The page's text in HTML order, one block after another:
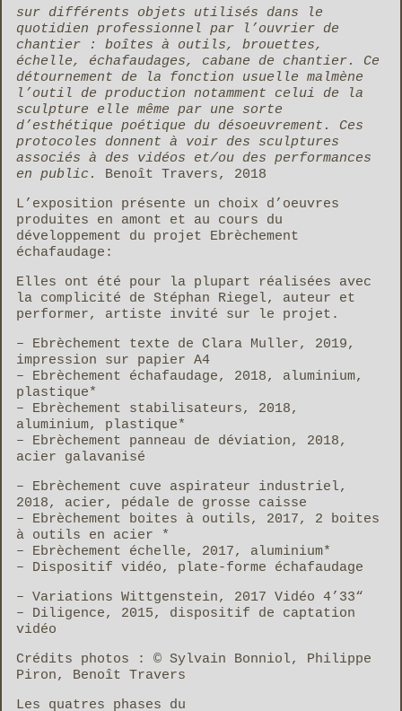
sur différents objets utilisés dans le
quotidien professionnel par l’ouvrier de
chantier : boîtes à outils, brouettes,
échelle, échafaudages, cabane de chantier. Ce
détournement de la fonction usuelle malmène
l’outil de production notamment celui de la
sculpture elle même par une sorte
d’esthétique poétique du désoeuvrement. Ces
protocoles donnent à voir des sculptures
associés à des vidéos et/ou des performances
en public.
Benoît Travers, 2018
L’exposition présente un choix d’oeuvres
produites en amont et au cours du
développement du projet Ebrèchement
échafaudage:
Elles ont été pour la plupart réalisées avec
la complicité de Stéphan Riegel, auteur et
performer, artiste invité sur le projet.
– Ebrèchement texte de Clara Muller, 2019,
impression sur papier A4
– Ebrèchement échafaudage, 2018, aluminium,
plastique*
– Ebrèchement stabilisateurs, 2018,
aluminium, plastique*
– Ebrèchement panneau de déviation, 2018,
acier galavanisé
– Ebrèchement cuve aspirateur industriel,
2018, acier, pédale de grosse caisse
– Ebrèchement boites à outils, 2017, 2 boites
à outils en acier *
– Ebrèchement échelle, 2017, aluminium*
– Dispositif vidéo, plate-forme échafaudage
– Variations Wittgenstein, 2017 Vidéo 4’33“
– Diligence, 2015, dispositif de captation
vidéo
Crédits photos : © Sylvain Bonniol, Philippe
Piron, Benoît Travers
Les quatres phases du